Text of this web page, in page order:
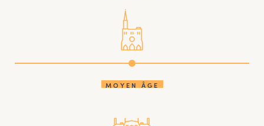
MOYEN ÂGE